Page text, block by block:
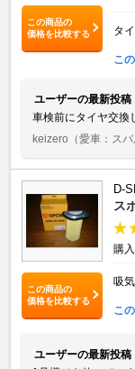
この商品の
価格を比較する
タ
こ
ユーザーの最新投稿
車検前にタイヤ交換
keizero （愛車：ス
この商品の
価格を比較する
D-
ス
購
吸
こ
ユーザーの最新投稿